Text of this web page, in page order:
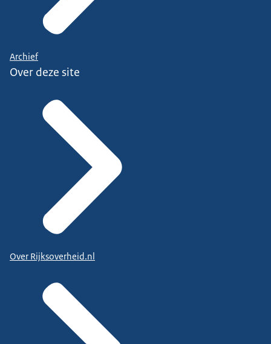
Archief
Over deze site
Over Rijksoverheid.nl